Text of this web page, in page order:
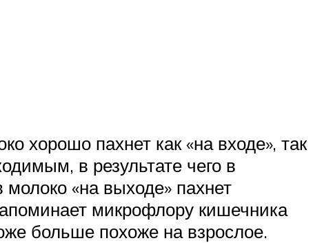
хорошо пахнет как «на входе», так
в результате чего в
«на выходе» пахнет
микрофлору кишечника
больше похоже на взрослое.